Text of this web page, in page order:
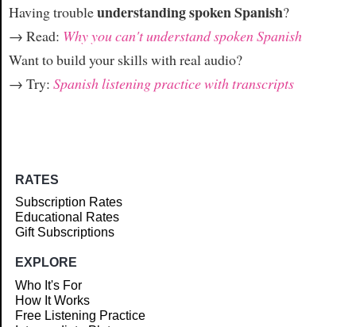
Having troubleunderstanding spoken Spanish?
→ Read: Why you can't understand spoken Spanish
Want to build your skills with real audio?
→ Try: Spanish listening practice with transcripts
RATES
Subscription Rates
Educational Rates
Gift Subscriptions
EXPLORE
Who It's For
How It Works
Free Listening Practice